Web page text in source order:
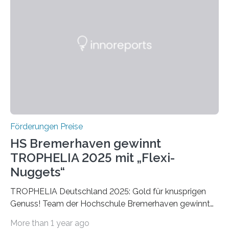
Foundation, des BIAL Award in Biomedicine ist in
Förderungen Preise
HS Bremerhaven gewinnt
TROPHELIA 2025 mit „Flexi-
Nuggets“
TROPHELIA Deutschland 2025: Gold für knusprigen
Genuss! Team der Hochschule Bremerhaven gewinnt
More than 1 year ago